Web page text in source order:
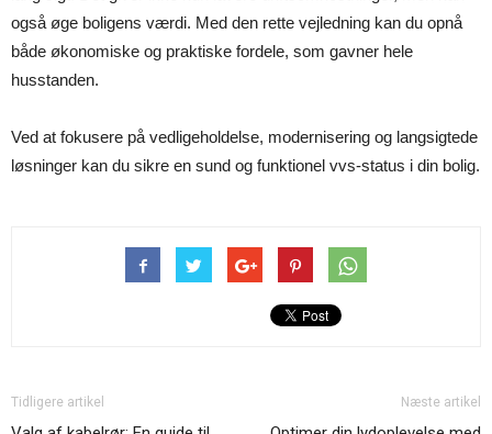
også øge boligens værdi. Med den rette vejledning kan du opnå
både økonomiske og praktiske fordele, som gavner hele
husstanden.
Ved at fokusere på vedligeholdelse, modernisering og langsigtede
løsninger kan du sikre en sund og funktionel vvs-status i din bolig.
Tidligere artikel Næste artikel